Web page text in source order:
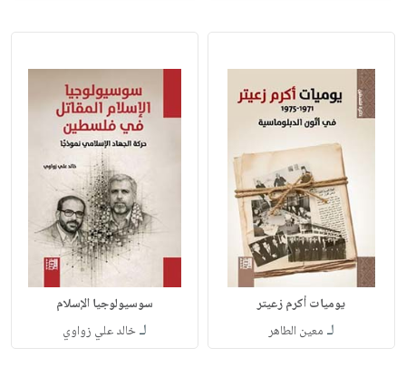
يوميات أكرم زعيتر
لـ معين الطاهر
سوسيولوجيا الإسلام
لـخالد علي زواوي